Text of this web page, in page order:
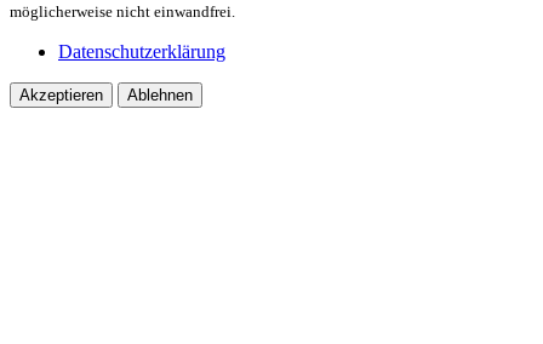
möglicherweise nicht einwandfrei.
Datenschutzerklärung
Akzeptieren Ablehnen